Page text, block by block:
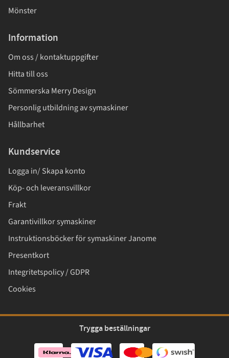
Mönster
Information
Om oss / kontaktuppgifter
Hitta till oss
Sömmerska Merry Design
Personlig utbildning av symaskiner
Hållbarhet
Kundservice
Logga in/ Skapa konto
Köp- och leveransvillkor
Frakt
Garantivillkor symaskiner
Instruktionsböcker för symaskiner Janome
Presentkort
Integritetspolicy / GDPR
Cookies
Trygga beställningar